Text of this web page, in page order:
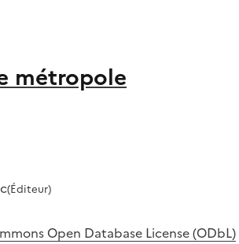
métropole
(Éditeur)
Open Database License (ODbL)